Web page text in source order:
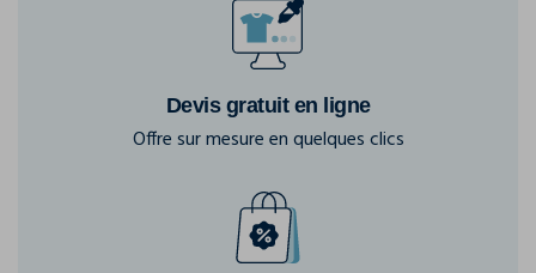
Devis gratuit en ligne
Offre sur mesure en quelques clics